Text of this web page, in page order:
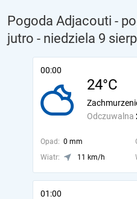
Pogoda Adjacouti -
jutro - niedziela 9
00:00
24°C
Odczuwalna
Opad: 0 mm
Wiatr:
11 km/h
01:00